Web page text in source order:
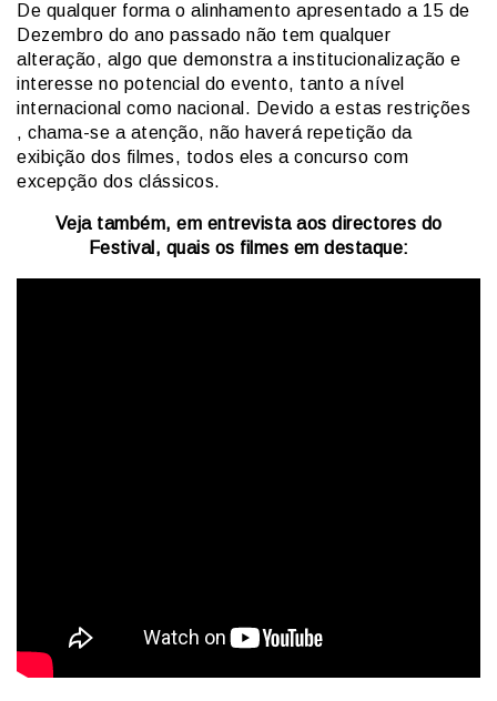
De qualquer forma o alinhamento apresentado a 15 de
Dezembro do ano passado não tem qualquer
alteração, algo que demonstra a institucionalização e
interesse no potencial do evento, tanto a nível
internacional como nacional. Devido a estas restrições
, chama-se a atenção, não haverá repetição da
exibição dos filmes, todos eles a concurso com
excepção dos clássicos.
Veja também, em entrevista aos directores do
Festival, quais os filmes em destaque: